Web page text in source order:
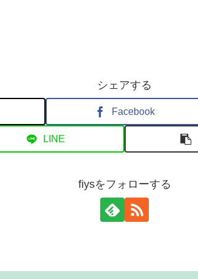
シェアする
Facebook
LINE
fiysをフォローする